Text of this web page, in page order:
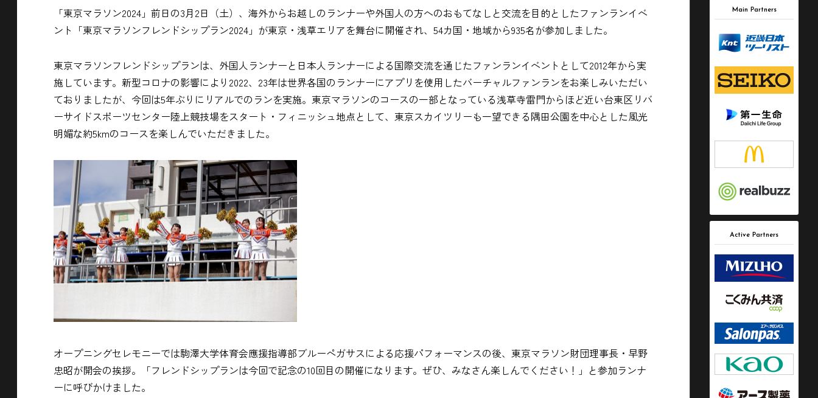
「東京マラソン2024」前日の3月2日（土）、海外からお越しのランナーや外国人の方へのおもてなしと交流を目的としたファンランイベ
ント「東京マラソンフレンドシップラン2024」が東京・浅草エリアを舞台に開催され、54カ国・地域から935名が参加しました。
東京マラソンフレンドシップランは、外国人ランナーと日本人ランナーによる国際交流を通じたファンランイベントとして2012年から実
施しています。新型コロナの影響により2022、23年は世界各国のランナーにアプリを使用したバーチャルファンランをお楽しみいただい
ておりましたが、今回は5年ぶりにリアルでのランを実施。東京マラソンのコースの一部となっている浅草寺雷門からほど近い台東区リバ
ーサイドスポーツセンター陸上競技場をスタート・フィニッシュ地点として、東京スカイツリーも一望できる隅田公園を中心とした風光
明媚な約5kmのコースを楽しんでいただきました。
オープニングセレモニーでは駒澤大学体育会應援指導部ブルーペガサスによる応援パフォーマンスの後、東京マラソン財団理事長・早野
忠昭が開会の挨拶。「フレンドシップランは今回で記念の10回目の開催になります。ぜひ、みなさん楽しんでください！」と参加ランナ
ーに呼びかけました。
Main Partners
Active Partners